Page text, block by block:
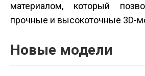
материалом, который
прочные и высокоточные 3D-
Новые модели